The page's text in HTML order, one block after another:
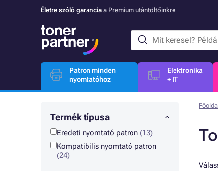
Életre szóló garancia a Premium utántöltőinkre
Patron minden
nyomtatóhoz
Elektronika
+ IT
Termék típusa
Eredeti nyomtató patron (13)
Kompatibilis nyomtató patron
(24)
Főoldal